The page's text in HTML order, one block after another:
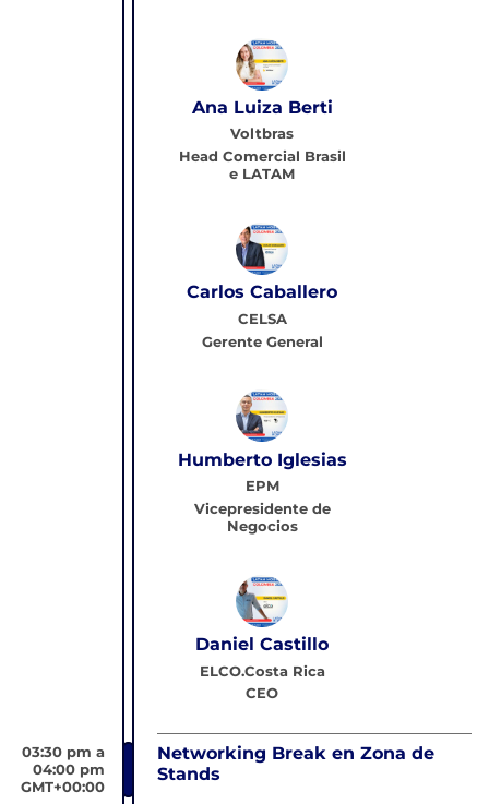
Ana Luiza Berti
Voltbras
Head Comercial Brasil
e LATAM
Carlos Caballero
CELSA
Gerente General
Humberto Iglesias
EPM
Vicepresidente de
Negocios
Daniel Castillo
ELCO.Costa Rica
CEO
03:30 pm a
04:00 pm
GMT+00:00
Networking Break en Zona de
Stands